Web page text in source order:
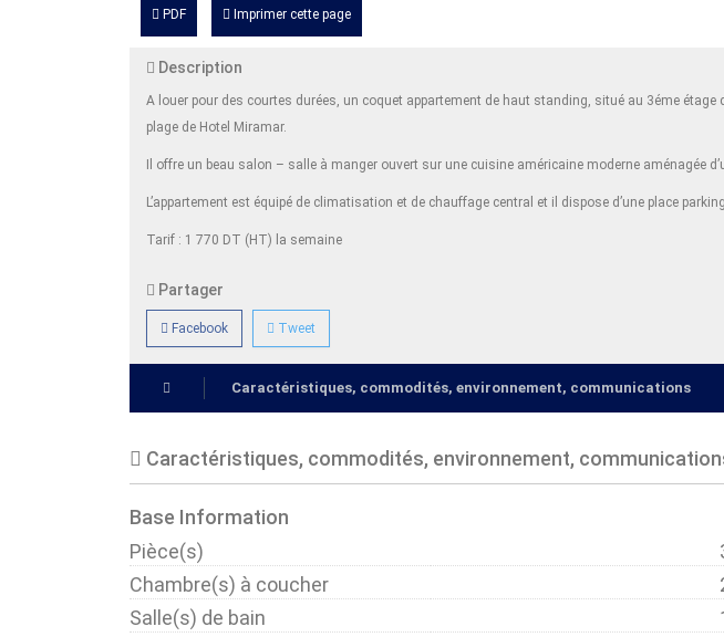
PDF Imprimer cette page
Description
A louer pour des courtes durées, un coquet appartement de haut standing, situé au 3éme
plage de Hotel Miramar.
Il offre un beau salon – salle à manger ouvert sur une cuisine américaine moderne aménagée
L’appartement est équipé de climatisation et de chauffage central et il dispose d’une place
Tarif : 1 770 DT (HT) la semaine
Partager
Facebook Tweet
Caractéristiques, commodités, environnement, communications
Caractéristiques, commodités, environnement,
Base Information
Pièce(s)
Chambre(s) à coucher
Salle(s) de bain